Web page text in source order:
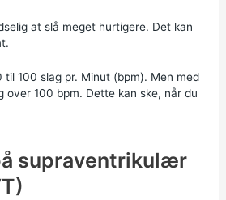
at slå meget hurtigere. Det kan
til 100 slag pr. Minut (bpm). Men med
over 100 bpm. Dette kan ske, når du
supraventrikulær